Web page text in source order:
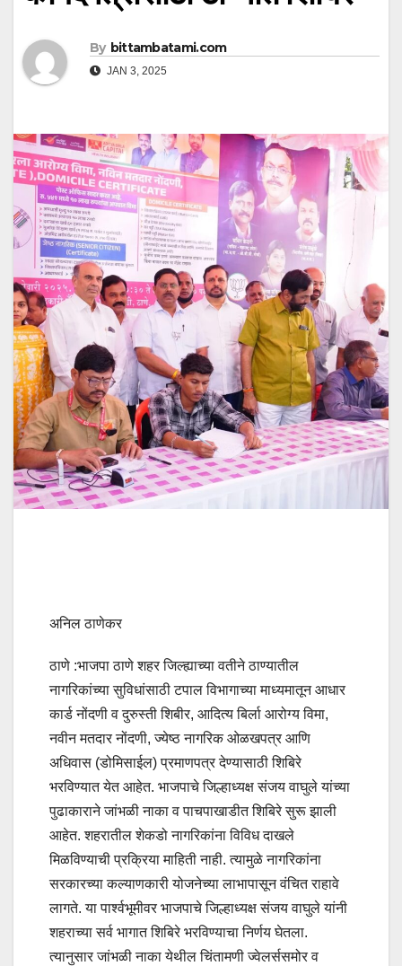
By bittambatami.com
JAN 3, 2025
अनिल ठाणेकर
ठाणे :भाजपा ठाणे शहर जिल्ह्याच्या वतीने ठाण्यातील
नागरिकांच्या सुविधांसाठी टपाल विभागाच्या माध्यमातून आधार
कार्ड नोंदणी व दुरुस्ती शिबीर, आदित्य बिर्ला आरोग्य विमा,
नवीन मतदार नोंदणी, ज्येष्ठ नागरिक ओळखपत्र आणि
अधिवास (डोमिसाईल) प्रमाणपत्र देण्यासाठी शिबिरे
भरविण्यात येत आहेत. भाजपाचे जिल्हाध्यक्ष संजय वाघुले यांच्या
पुढाकाराने जांभळी नाका व पाचपाखाडीत शिबिरे सुरू झाली
आहेत. शहरातील शेकडो नागरिकांना विविध दाखले
मिळविण्याची प्रक्रिया माहिती नाही. त्यामुळे नागरिकांना
सरकारच्या कल्याणकारी योजनेच्या लाभापासून वंचित राहावे
लागते. या पार्श्वभूमीवर भाजपाचे जिल्हाध्यक्ष संजय वाघुले यांनी
शहराच्या सर्व भागात शिबिरे भरविण्याचा निर्णय घेतला.
त्यानुसार जांभळी नाका येथील चिंतामणी ज्वेलर्ससमोर व